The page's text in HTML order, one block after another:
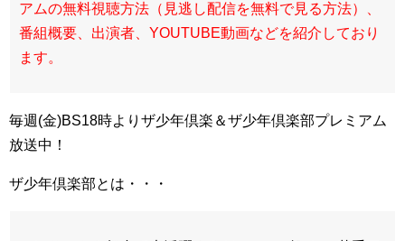
アムの無料視聴方法（見逃し配信を無料で見る方法）、
番組概要、出演者、YOUTUBE動画などを紹介しており
ます。
毎週(金)BS18時よりザ少年倶楽＆ザ少年倶楽部プレミアム
放送中！
ザ少年倶楽部とは・・・